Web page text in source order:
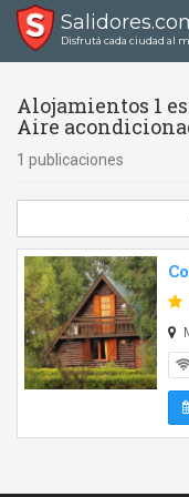
Disfrutá cada ciudad al
Alojamientos 1
Aire
1 publicaciones